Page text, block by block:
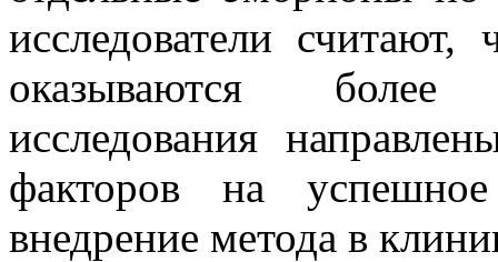
исследователи считают,
оказываются
исследования
факторов на
внедрение метода в